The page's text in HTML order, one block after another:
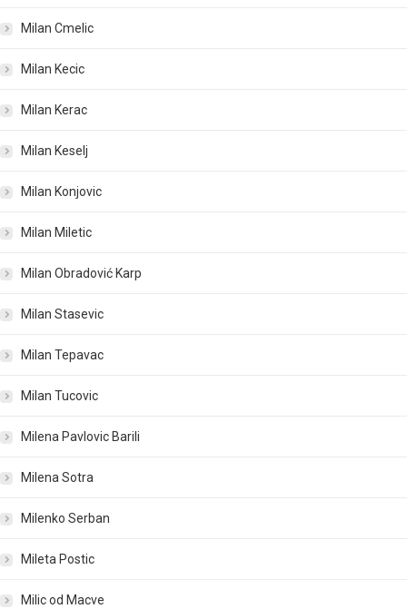
Milan Cmelic
Milan Kecic
Milan Kerac
Milan Keselj
Milan Konjovic
Milan Miletic
Milan Obradović Karp
Milan Stasevic
Milan Tepavac
Milan Tucovic
Milena Pavlovic Barili
Milena Sotra
Milenko Serban
Mileta Postic
Milic od Macve